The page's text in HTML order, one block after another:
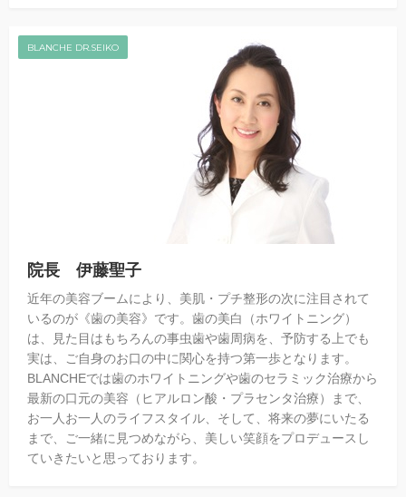
BLANCHE DR.SEIKO
院長 伊藤聖子
近年の美容ブームにより、美肌・プチ整形の次に注目されて
いるのが《歯の美容》です。歯の美白（ホワイトニング）
は、見た目はもちろんの事虫歯や歯周病を、予防する上でも
実は、ご自身のお口の中に関心を持つ第一歩となります。
BLANCHEでは歯のホワイトニングや歯のセラミック治療から
最新の口元の美容（ヒアルロン酸・プラセンタ治療）まで、
お一人お一人のライフスタイル、そして、将来の夢にいたる
まで、ご一緒に見つめながら、美しい笑顔をプロデュースし
ていきたいと思っております。